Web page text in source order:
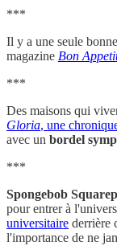
***
Il y a une seule
magazine Bon
***
Des maisons qui
Gloria, une
avec un bordel
***
Spongebob
pour entrer à
universitaire derrière
l'importance de ne